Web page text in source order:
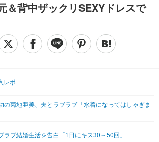
スマートフォン
その他
映画・ドラマ
その他
方法
＆背中ザックリSEXYドレスで
レポ
の菊地亜美、夫とラブラブ「水着になってはしゃぎま
ラブ結婚生活を告白「1日にキス30～50回」